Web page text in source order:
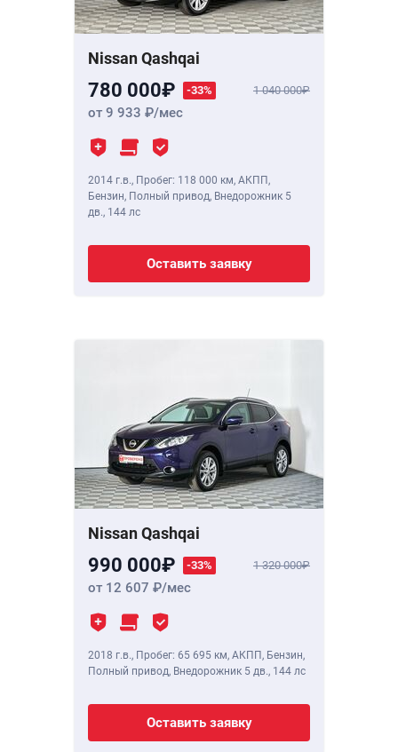
Nissan Qashqai
780 000 -33% 1 040 000
от 9 933 /мес
2014 г.в., Пробег: 118 000 км, АКПП,
Бензин, Полный привод, Внедорожник 5
дв., 144 лс
Оставить заявку
Nissan Qashqai
990 000 -33% 1 320 000
от 12 607 /мес
2018 г.в., Пробег: 65 695 км, АКПП, Бензин,
Полный привод, Внедорожник 5 дв., 144 лс
Оставить заявку